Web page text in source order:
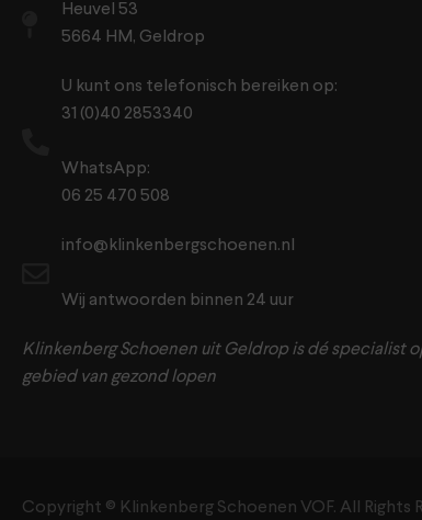
Heuvel 53
5664 HM, Geldrop
U kunt ons telefonisch bereiken op:
31 (0)40 2853340
WhatsApp:
06 25 470 508
info@klinkenbergschoenen.nl
Wij antwoorden binnen 24 uur
Klinkenberg Schoenen uit Geldrop is dé specialist
gebied van gezond lopen
Copyright ©️ Klinkenberg Schoenen VOF. All Rights